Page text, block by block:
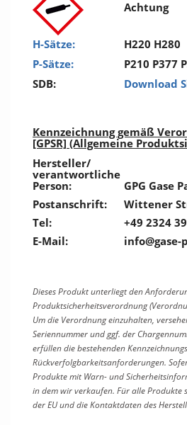
Achtung
H-Sätze:
H220 H280
P-Sätze:
P210 P377
SDB:
Download
Kennzeichnung gemäß
[GPSR] (Allgemeine
Hersteller/
verantwortliche
Person:
GPG Gase
Postanschrift:
Wittener
Tel:
+49 2324
E-Mail:
Dieses Produkt unterliegt den
Produktsicherheitsverordnung
Um die Verordnung einzuhalten,
Seriennummer und ggf. der
erfüllen die bestehenden
Rückverfolgbarkeitsanforderungen.
Produkte mit Warn- und
in dem wir verkaufen. Für alle Produkte
der EU und die Kontaktdaten des